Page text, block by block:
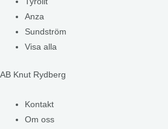
Anza
Sundström
Visa alla
AB Knut Rydberg
Kontakt
Om oss